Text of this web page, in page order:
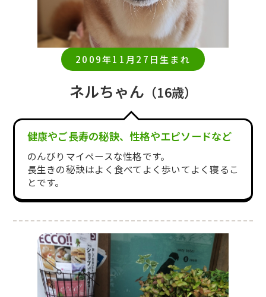
2009年11月27日生まれ
ネルちゃん （16歳）
健康やご長寿の秘訣、性格やエピソードなど
のんびりマイペースな性格です。
長生きの秘訣はよく食べてよく歩いてよく寝るこ
とです。